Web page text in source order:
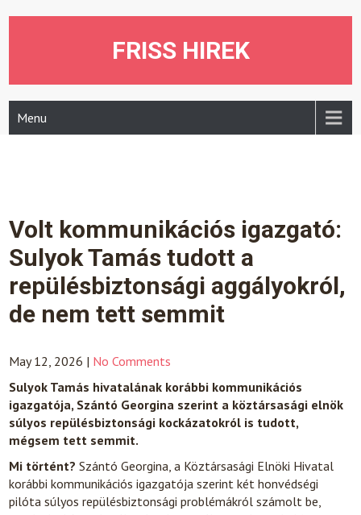
FRISS HIREK
Menu
Volt kommunikációs igazgató:
Sulyok Tamás tudott a
repülésbiztonsági aggályokról,
de nem tett semmit
May 12, 2026 | No Comments
Sulyok Tamás hivatalának korábbi kommunikációs
igazgatója, Szántó Georgina szerint a köztársasági elnök
súlyos repülésbiztonsági kockázatokról is tudott,
mégsem tett semmit.
Mi történt? Szántó Georgina, a Köztársasági Elnöki Hivatal
korábbi kommunikációs igazgatója szerint két honvédségi
pilóta súlyos repülésbiztonsági problémákról számolt be,